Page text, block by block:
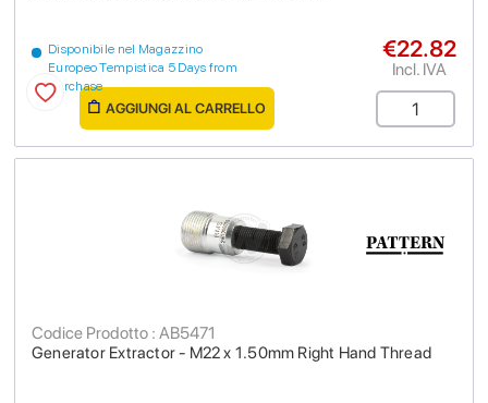
Disponibile nel Magazzino
Europeo Tempistica 5 Days from
purchase
€22.82
Incl. IVA
AGGIUNGI AL CARRELLO
Generator Extractor - M22 x 1.50mm Right Hand Thread
Codice Prodotto : AB5471